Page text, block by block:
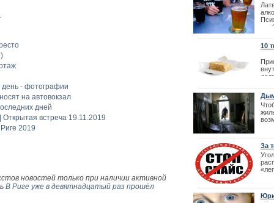
- фотографии
на автовокзал
дней
Открытая встреча 19.11.2019
2019
новостей только при наличии активной
В Риге уже в девятнадцатый раз прошёл
Лайма
|
10
|
За